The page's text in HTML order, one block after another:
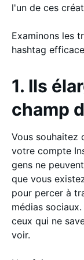
l'un de ces
Examinons les
hashtag
1. Ils
champ
Vous souhaitez
votre compte
gens ne
que vous
pour percer à
médias
ceux qui ne
voir.